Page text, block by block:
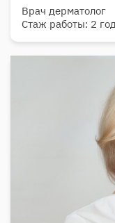
Врач дерматолог
Стаж работы: 2